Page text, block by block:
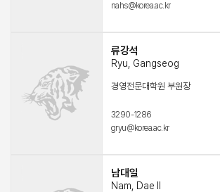
nahs@korea.ac.kr
류강석
Ryu, Gangseog
경영전문대학원 부원장
3290-1286
gryu@korea.ac.kr
남대일
Nam, Dae Il